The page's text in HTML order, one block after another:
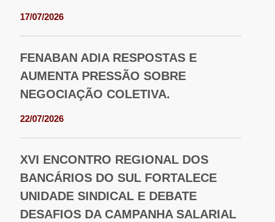
17/07/2026
FENABAN ADIA RESPOSTAS E
AUMENTA PRESSÃO SOBRE
NEGOCIAÇÃO COLETIVA.
22/07/2026
XVI ENCONTRO REGIONAL DOS
BANCÁRIOS DO SUL FORTALECE
UNIDADE SINDICAL E DEBATE
DESAFIOS DA CAMPANHA SALARIAL